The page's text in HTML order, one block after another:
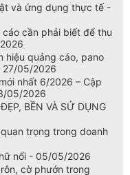
và ứng dụng thực tế -
cần phải biết để thu
hiệu quảng cáo, pano
27/05/2026
nhất 6/2026 – Cập
05/2026
BỀN VÀ SỬ DỤNG
trọng trong doanh
nổi - 05/05/2026
cờ phướn trong